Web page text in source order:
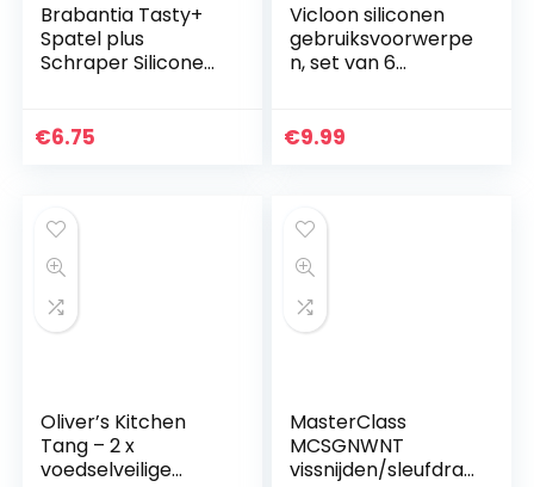
Brabantia Tasty+
Spatel plus
Schraper Siliconen
€6.75
Vicloon siliconen
gebruiksvoorwerpe
n, set van 6
lepel, spatel,
€9.99
Oliver’s Kitchen
Tang – 2 x
voedselveilige
MasterClass
MCSGNWNT
vissnijden/sleufdra